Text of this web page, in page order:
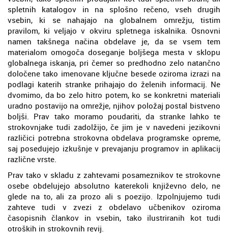
spletnih katalogov in na splošno rečeno, vseh drugih
vsebin, ki se nahajajo na globalnem omrežju, tistim
pravilom, ki veljajo v okviru spletnega iskalnika. Osnovni
namen takšnega načina obdelave je, da se vsem tem
materialom omogoča doseganje boljšega mesta v sklopu
globalnega iskanja, pri čemer so predhodno zelo natančno
določene tako imenovane ključne besede oziroma izrazi na
podlagi katerih stranke prihajajo do želenih informacij. Ne
dvomimo, da bo zelo hitro potem, ko se konkretni materiali
uradno postavijo na omrežje, njihov položaj postal bistveno
boljši. Prav tako moramo poudariti, da stranke lahko te
strokovnjake tudi zadolžijo, če jim je v navedeni jezikovni
različici potrebna strokovna obdelava programske opreme,
saj posedujejo izkušnje v prevajanju programov in aplikacij
različne vrste.
Prav tako v skladu z zahtevami posameznikov te strokovne
osebe obdelujejo absolutno katerekoli književno delo, ne
glede na to, ali za prozo ali s poezijo. Izpolnjujemo tudi
zahteve tudi v zvezi z obdelavo učbenikov oziroma
časopisnih člankov in vsebin, tako ilustriranih kot tudi
otroških in strokovnih revij.